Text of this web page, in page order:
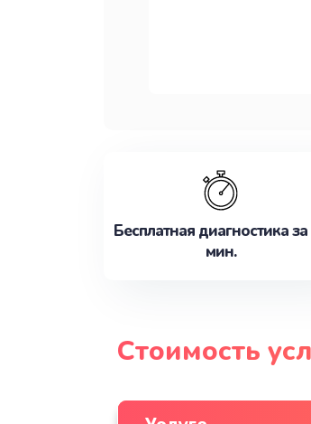
Бесплатная диагностика за
мин.
Стоимость